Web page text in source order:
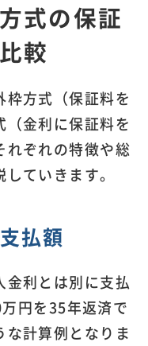
式の保証
較
方式（保証料を
（金利に保証料を
れぞれの特徴や総
ていきます。
払額
金利とは別に支払
円を35年返済で
計算例となりま